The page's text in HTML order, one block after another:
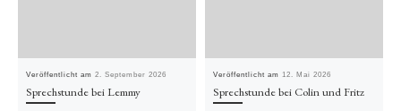
Veröffentlicht am2. September 2026
Sprechstunde bei Lemmy
Veröffentlicht am 12. Mai 2026
Sprechstunde bei Colin und Fritz